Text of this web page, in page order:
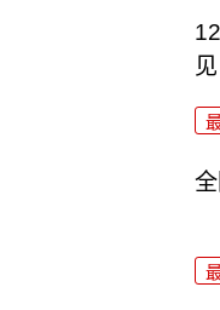
见